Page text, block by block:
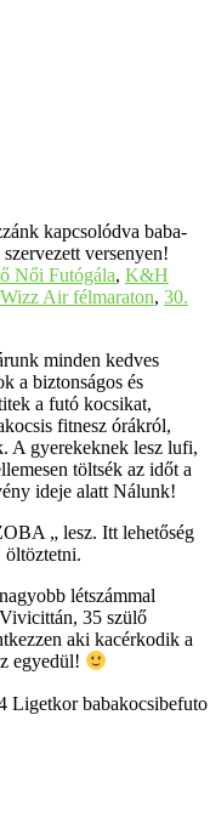
kapcsolódva baba-
versenyen!
Női Futógála, K&H
Air félmaraton, 30.
minden kedves
a biztonságos és
a futó kocsikat,
fitnesz órákról,
A gyerekeknek lesz lufi,
töltsék az időt a
ideje alatt Nálunk!
„ lesz. Itt lehetőség
öltöztetni.
létszámmal
35 szülő
aki kacérkodik a
egyedül!